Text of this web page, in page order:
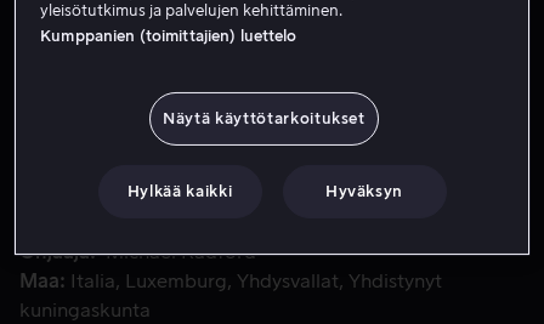
Surumielinen Antonio rakastaa nuorta Bassaniota. Kun
Surumielinen Antonio rakastaa nuorta Bassaniota. Kun
emmi. Hän saa vasta jälkeenpäin tietää, että Bassanio
aikoo matkustaa rahoilla kosimaan
Al Pacino Jeremy Irons Joseph Fiennes
Ohjaaja
Michael Radford
Maa
Italia Luxemburg Yhdysvallat
Yhdistynyt
kuningaskunta
yleisötutkimus ja palvelujen kehittäminen.
Kumppanien (toimittajien) luettelo
Näytä käyttötarkoitukset
Hylkää kaikki Hyväksyn